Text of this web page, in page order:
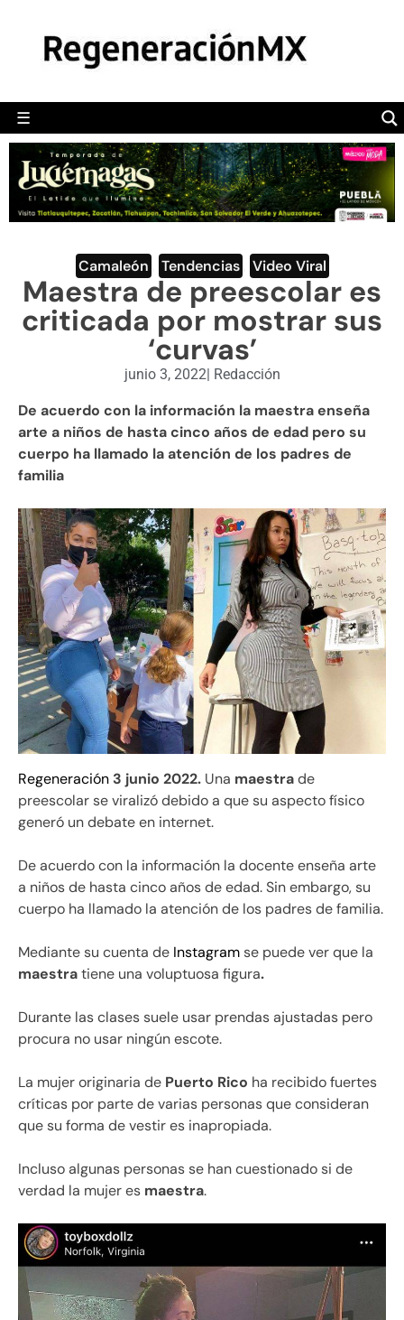
☰
POLÍTICA
CAMALEÓN
OPINIÓN
DEPORTES
ENGLISH SECTION
VIDEOS
Camaleón Tendencias Video Viral
Maestra de preescolar es
criticada por mostrar sus
‘curvas’
junio 3, 2022| Redacción
De acuerdo con la información la maestra enseña
arte a niños de hasta cinco años de edad pero su
cuerpo ha llamado la atención de los padres de
familia
Regeneración 3 junio 2022. Una maestrade
preescolar se viralizó debido a que su aspecto físico
generó un debate en internet.
De acuerdo con la información la docente enseña arte
a niños de hasta cinco años de edad. Sin embargo, su
cuerpo ha llamado la atención de los padres de familia.
Mediante su cuenta de Instagramse puede ver que la
maestratiene una voluptuosa figura.
Durante las clases suele usar prendas ajustadas pero
procura no usar ningún escote.
La mujer originaria de Puerto Rico ha recibido fuertes
críticas por parte de varias personas que consideran
que su forma de vestir es inapropiada.
Incluso algunas personas se han cuestionado si de
verdad la mujer es maestra.